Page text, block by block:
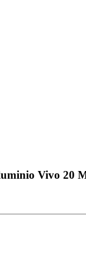
Vivo 20